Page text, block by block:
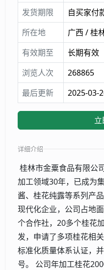
发货期限
自买家付
所在地
广西 / 桂
有效期至
长期有效
浏览人次
268865
最后更新
2025-03-
详细介绍
桂林市金粟食品有限公
加工领域30年，已成为
酱、桂花纯露等系列产
现代化企业，公司占地
个合作社，20多个桂花
发，申请了多项桂花相
标准化质量体系认证，
号。 公司年加工桂花